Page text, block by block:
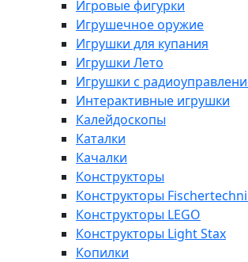
Игровые фигурки
Игрушечное оружие
Игрушки для купания
Игрушки Лето
Игрушки с
Интерактивные игрушки
Калейдоскопы
Каталки
Качалки
Конструкторы
Конструкторы
Конструкторы LEGO
Конструкторы Light Stax
Копилки